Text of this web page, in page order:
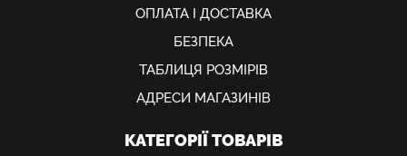
ОПЛАТА І ДОСТАВКА
БЕЗПЕКА
ТАБЛИЦЯ РОЗМІРІВ
АДРЕСИ МАГАЗИНІВ
КАТЕГОРІЇ ТОВАРІВ